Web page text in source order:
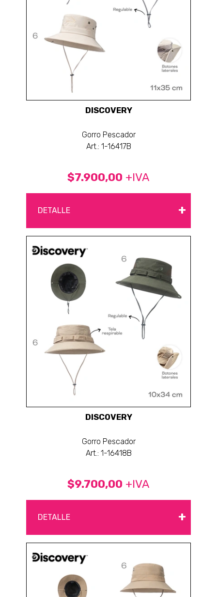
DISCOVERY
Gorro Pescador
Art.: 1-16417B
$7.900,00 +IVA
DETALLE +
DISCOVERY
Gorro Pescador
Art.: 1-16418B
$9.700,00 +IVA
DETALLE +